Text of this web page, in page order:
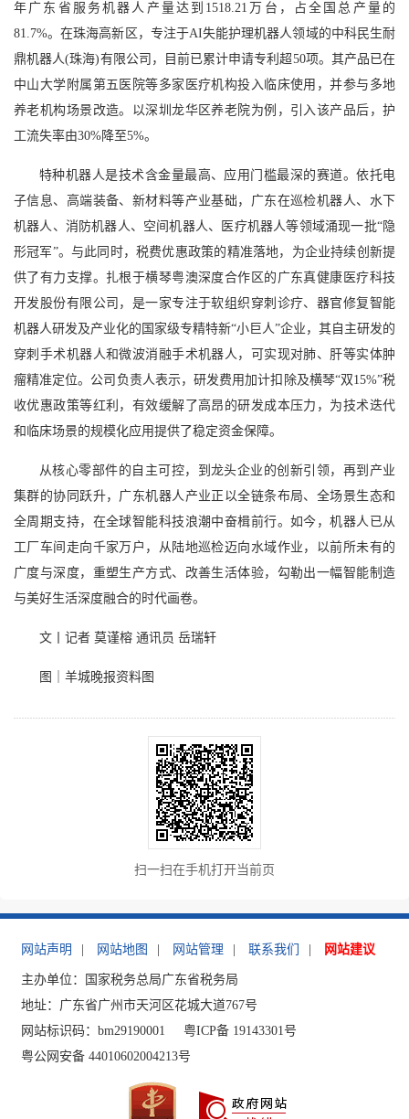
年广东省服务机器人产量达到1518.21万台，占全国总产量的
81.7%。在珠海高新区，专注于AI失能护理机器人领域的中科民生耐
鼎机器人(珠海)有限公司，目前已累计申请专利超50项。其产品已在
中山大学附属第五医院等多家医疗机构投入临床使用，并参与多地
养老机构场景改造。以深圳龙华区养老院为例，引入该产品后，护
工流失率由30%降至5%。
特种机器人是技术含金量最高、应用门槛最深的赛道。依托电
子信息、高端装备、新材料等产业基础，广东在巡检机器人、水下
机器人、消防机器人、空间机器人、医疗机器人等领域涌现一批“隐
形冠军”。与此同时，税费优惠政策的精准落地，为企业持续创新提
供了有力支撑。扎根于横琴粤澳深度合作区的广东真健康医疗科技
开发股份有限公司，是一家专注于软组织穿刺诊疗、器官修复智能
机器人研发及产业化的国家级专精特新“小巨人”企业，其自主研发的
穿刺手术机器人和微波消融手术机器人，可实现对肺、肝等实体肿
瘤精准定位。公司负责人表示，研发费用加计扣除及横琴“双15%”税
收优惠政策等红利，有效缓解了高昂的研发成本压力，为技术迭代
和临床场景的规模化应用提供了稳定资金保障。
从核心零部件的自主可控，到龙头企业的创新引领，再到产业
集群的协同跃升，广东机器人产业正以全链条布局、全场景生态和
全周期支持，在全球智能科技浪潮中奋楫前行。如今，机器人已从
工厂车间走向千家万户，从陆地巡检迈向水域作业，以前所未有的
广度与深度，重塑生产方式、改善生活体验，勾勒出一幅智能制造
与美好生活深度融合的时代画卷。
文丨记者 莫谨榕 通讯员 岳瑞轩
图｜羊城晚报资料图
扫一扫在手机打开当前页
网站声明 网站地图 网站管理 联系我们 网站建议
主办单位：国家税务总局广东省税务局
地址：广东省广州市天河区花城大道767号
网站标识码：bm29190001
粤ICP备 19143301号
粤公网安备 44010602004213号